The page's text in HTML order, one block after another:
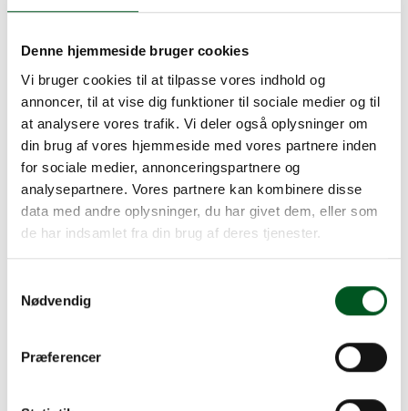
Denne hjemmeside bruger cookies
Vi bruger cookies til at tilpasse vores indhold og
annoncer, til at vise dig funktioner til sociale medier og til
at analysere vores trafik. Vi deler også oplysninger om
din brug af vores hjemmeside med vores partnere inden
for sociale medier, annonceringspartnere og
analysepartnere. Vores partnere kan kombinere disse
data med andre oplysninger, du har givet dem, eller som
de har indsamlet fra din brug af deres tjenester.
Nødvendig
Præferencer
Ny næstformand i Udvalget for
Større Jordbrug
Sektionen for Større Jordbrugs årsmøde blev for
første gang afholdt online med kommentarer og
spørgsmål fra deltagerne på chat.
Årsmødet blev livestreamet fra Axelborg og
Udvalget for Større Jordbrugs beretning var
optaget på forhånd fra Lolland. Her kom
formand,Christina Ahlefeldt-Laurvig, ind på den
aktuelle coronasituation, klimaspørgsmålet,
forventninger til Landbrug & Fødevarer og de
Nicolas de Bertouch-
, formand for Herregårdsudvalget, fortalte om
coronasituationen i et oplevelsesøkonomisk